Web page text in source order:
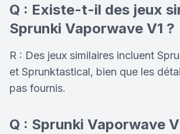
Q : Existe-t-il des jeux
Sprunki Vaporwave V1 ?
R : Des jeux similaires incluent
et Sprunktastical, bien que les
pas fournis.
Q : Sprunki Vaporwave